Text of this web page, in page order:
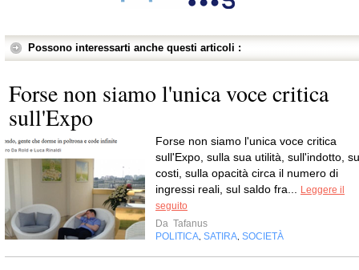
Possono interessarti anche questi articoli :
Forse non siamo l'unica voce critica
sull'Expo
Forse non siamo l'unica voce critica
sull'Expo, sulla sua utilità, sull'indotto,
costi, sulla opacità circa il numero di
ingressi reali, sul saldo fra...
Leggere il
seguito
Da Tafanus
POLITICA SATIRA SOCIETÀ